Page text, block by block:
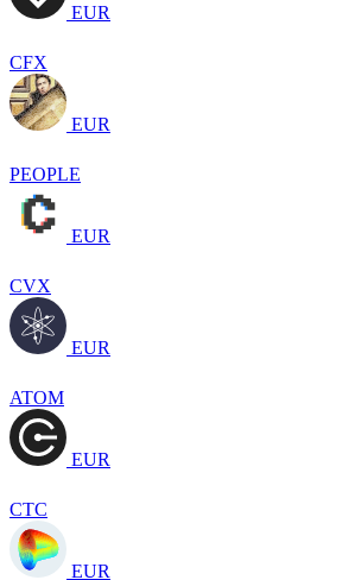
EUR
CFX
EUR
PEOPLE
EUR
CVX
EUR
ATOM
EUR
CTC
EUR